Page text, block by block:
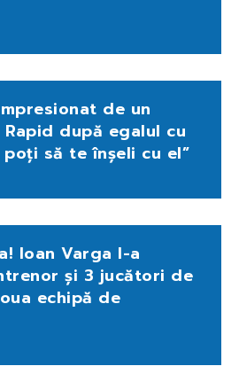
de un
după egalul cu
poți să te înșeli cu el”
Ioan Varga l-a
și 3 jucători de
echipă de